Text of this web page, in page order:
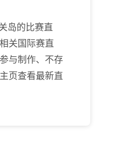
岛的比赛直
关国际赛直
与制作、不存
页查看最新直